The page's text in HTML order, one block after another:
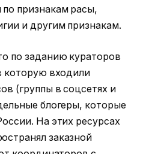
признакам расы,
и другим признакам.
по заданию кураторов
которую входили
(группы в соцсетях и
блогеры, которые
На этих ресурсах
заказной